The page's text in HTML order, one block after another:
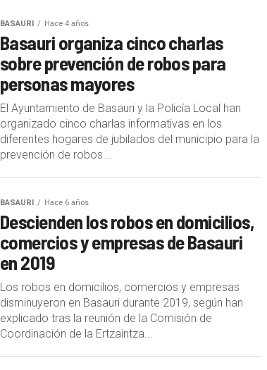
BASAURI Hace 4 años
Basauri organiza cinco charlas
sobre prevención de robos para
personas mayores
El Ayuntamiento de Basauri y la Policía Local han
organizado cinco charlas informativas en los
diferentes hogares de jubilados del municipio para la
prevención de robos...
BASAURI Hace 6 años
Descienden los robos en domicilios,
comercios y empresas de Basauri
en 2019
Los robos en domicilios, comercios y empresas
disminuyeron en Basauri durante 2019, según han
explicado tras la reunión de la Comisión de
Coordinación de la Ertzaintza...